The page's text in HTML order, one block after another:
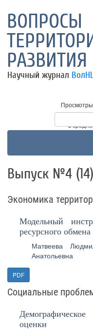
ВОПРОСЫ
РАЗВИТИЯ
Научный журнал
Просмотры
* - в
Выпуск №4
Экономика
Модельный
ресурсного обмена
Матвеева
Анатольевна
PDF
Социальные
оценки